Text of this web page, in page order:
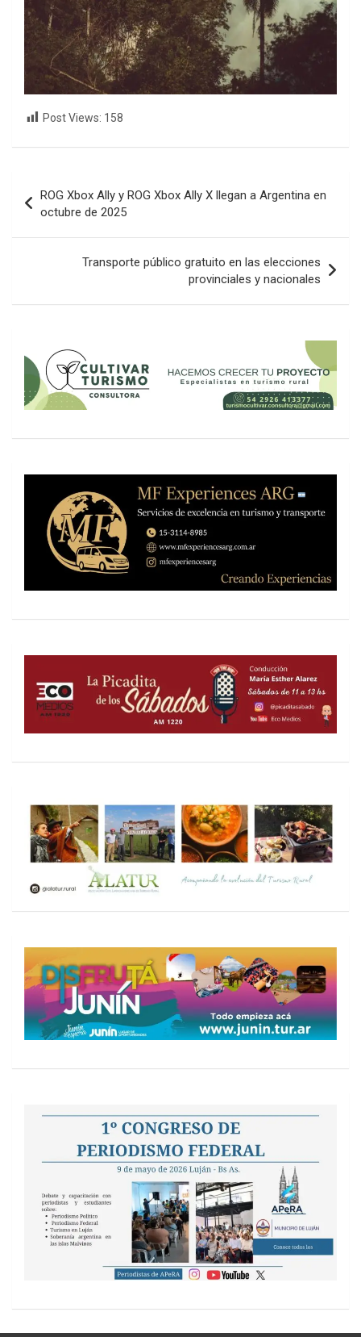
Post Views: 158
de
entradas
ROG Xbox Ally y ROG Xbox Ally X llegan a Argentina en
octubre de 2025
Transporte público gratuito en las elecciones
provinciales y nacionales